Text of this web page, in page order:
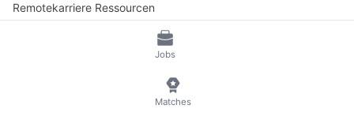
Jobs
Matches
Remotekarriere Ressourcen
Pomotime – Pomodoro Timer
AGB Datenschutz und Impressum